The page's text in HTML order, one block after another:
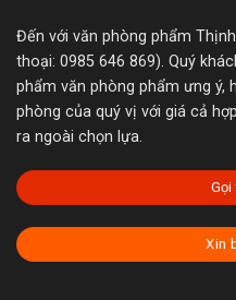
Đến với văn phòng phẩm
thoại: 0985 646 869). Quý
phẩm văn phòng phẩm ưng ý,
phòng của quý vị với giá cả
ra ngoài chọn lựa.
Gọi
Xin